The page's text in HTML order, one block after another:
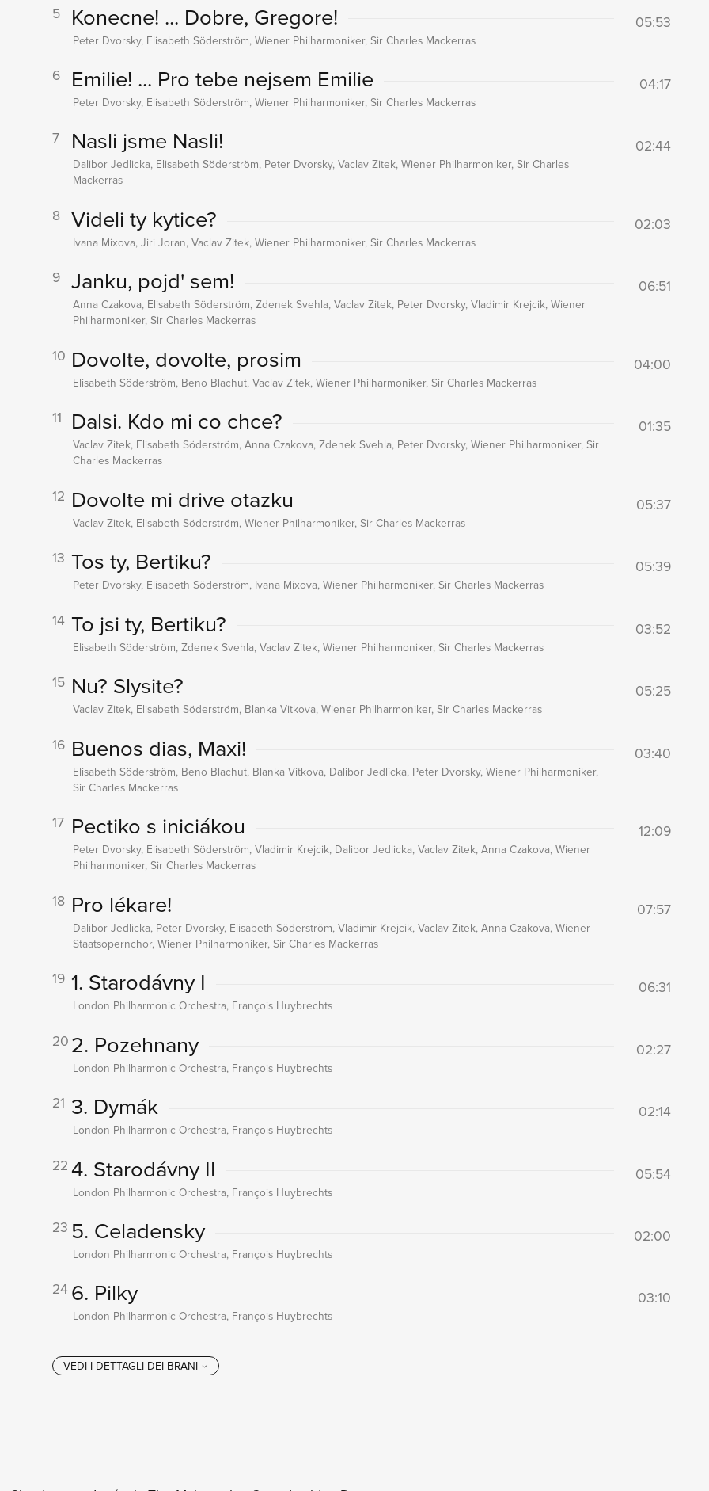
5 Konecne! ... Dobre, Gregore! 05:53
Peter Dvorsky, Elisabeth Söderström, Wiener Philharmoniker, Sir Charles Mackerras
6 Emilie! ... Pro tebe nejsem Emilie 04:17
Peter Dvorsky, Elisabeth Söderström, Wiener Philharmoniker, Sir Charles Mackerras
7 Nasli jsme Nasli! 02:44
Dalibor Jedlicka, Elisabeth Söderström, Peter Dvorsky, Vaclav Zitek, Wiener Philharmoniker, Sir Charles
Mackerras
8 Videli ty kytice? 02:03
Ivana Mixova, Jiri Joran, Vaclav Zitek, Wiener Philharmoniker, Sir Charles Mackerras
9 Janku, pojd' sem! 06:51
Anna Czakova, Elisabeth Söderström, Zdenek Svehla, Vaclav Zitek, Peter Dvorsky, Vladimir Krejcik, Wiener
Philharmoniker, Sir Charles Mackerras
10 Dovolte, dovolte, prosim 04:00
Elisabeth Söderström, Beno Blachut, Vaclav Zitek, Wiener Philharmoniker, Sir Charles Mackerras
11 Dalsi. Kdo mi co chce? 01:35
Vaclav Zitek, Elisabeth Söderström, Anna Czakova, Zdenek Svehla, Peter Dvorsky, Wiener Philharmoniker, Sir
Charles Mackerras
12 Dovolte mi drive otazku 05:37
Vaclav Zitek, Elisabeth Söderström, Wiener Philharmoniker, Sir Charles Mackerras
13 Tos ty, Bertiku? 05:39
Peter Dvorsky, Elisabeth Söderström, Ivana Mixova, Wiener Philharmoniker, Sir Charles Mackerras
14 To jsi ty, Bertiku? 03:52
Elisabeth Söderström, Zdenek Svehla, Vaclav Zitek, Wiener Philharmoniker, Sir Charles Mackerras
15 Nu? Slysite? 05:25
Vaclav Zitek, Elisabeth Söderström, Blanka Vitkova, Wiener Philharmoniker, Sir Charles Mackerras
16 Buenos dias, Maxi! 03:40
Elisabeth Söderström, Beno Blachut, Blanka Vitkova, Dalibor Jedlicka, Peter Dvorsky, Wiener Philharmoniker,
Sir Charles Mackerras
17 Pectiko s iniciákou 12:09
Peter Dvorsky, Elisabeth Söderström, Vladimir Krejcik, Dalibor Jedlicka, Vaclav Zitek, Anna Czakova, Wiener
Philharmoniker, Sir Charles Mackerras
18 Pro lékare! 07:57
Dalibor Jedlicka, Peter Dvorsky, Elisabeth Söderström, Vladimir Krejcik, Vaclav Zitek, Anna Czakova, Wiener
Staatsopernchor, Wiener Philharmoniker, Sir Charles Mackerras
19 1. Starodávny I 06:31
London Philharmonic Orchestra, François Huybrechts
20 2. Pozehnany 02:27
London Philharmonic Orchestra, François Huybrechts
21 3. Dymák 02:14
London Philharmonic Orchestra, François Huybrechts
22 4. Starodávny II 05:54
London Philharmonic Orchestra, François Huybrechts
23 5. Celadensky 02:00
London Philharmonic Orchestra, François Huybrechts
24 6. Pilky 03:10
London Philharmonic Orchestra, François Huybrechts